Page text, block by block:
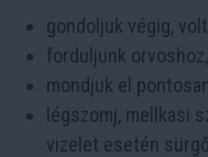
gondoljuk végig,
forduljunk orvoshoz,
mondjuk el
légszomj, mellkasi
vizelet esetén